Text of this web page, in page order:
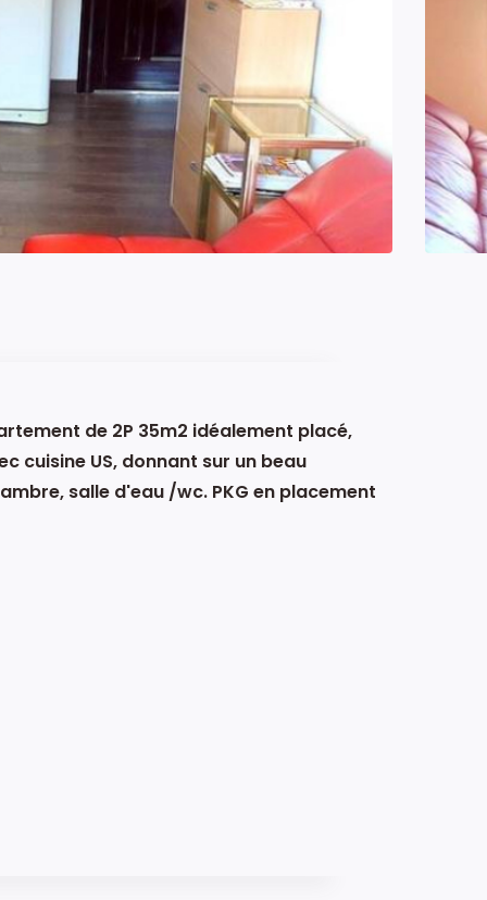
de 2P 35m2 idéalement placé,
cuisine US, donnant sur un beau
salle d'eau /wc. PKG en placement